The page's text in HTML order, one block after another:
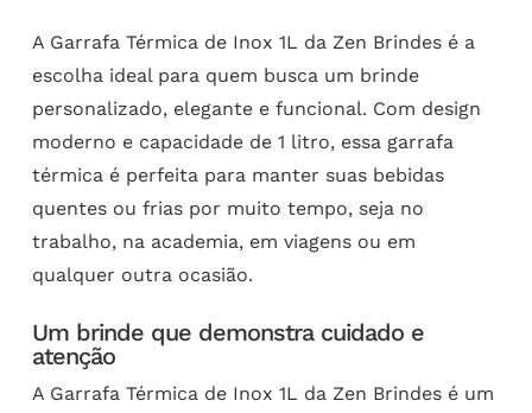
A Garrafa Térmica de Inox 1L da Zen Brindes é a
escolha ideal para quem busca um brinde
personalizado, elegante e funcional. Com design
moderno e capacidade de 1 litro, essa garrafa
térmica é perfeita para manter suas bebidas
quentes ou frias por muito tempo, seja no
trabalho, na academia, em viagens ou em
qualquer outra ocasião.
Um brinde que demonstra cuidado e
atenção
A Garrafa Térmica de Inox 1L da Zen Brindes é um